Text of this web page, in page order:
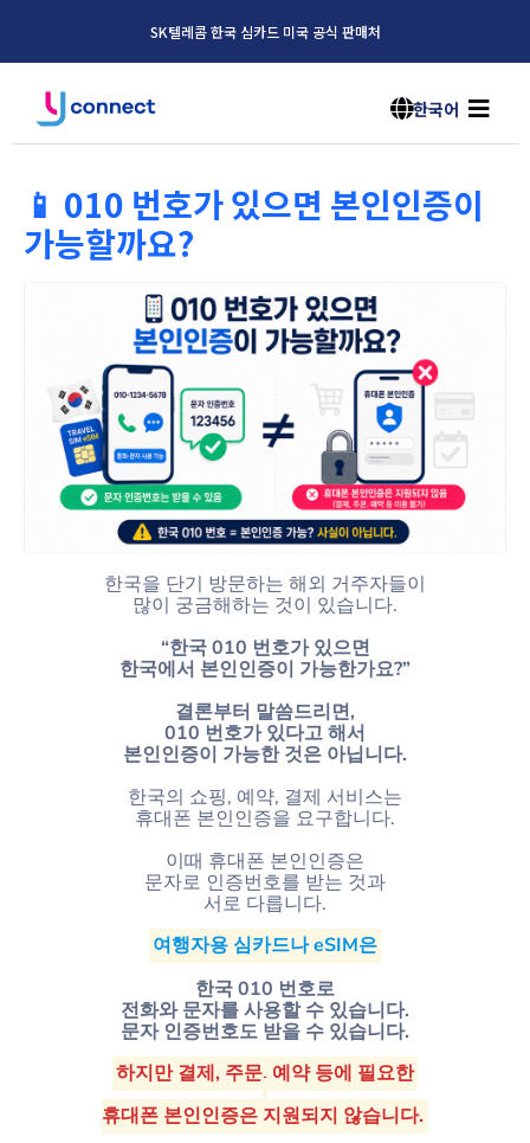
SK텔레콤 한국 심카드 미국 공식 판매처
한국어
📱 010 번호가 있으면 본인인증이
가능할까요?
한국을 단기 방문하는 해외 거주자들이
많이 궁금해하는 것이 있습니다.
“한국 010 번호가 있으면
한국에서 본인인증이 가능한가요?”
결론부터 말씀드리면,
010 번호가 있다고 해서
본인인증이 가능한 것은 아닙니다.
한국의 쇼핑, 예약, 결제 서비스는
휴대폰 본인인증을 요구합니다.
이때 휴대폰 본인인증은
문자로 인증번호를 받는 것과
서로 다릅니다.
여행자용 심카드나 eSIM은
한국 010 번호로
전화와 문자를 사용할 수 있습니다.
문자 인증번호도 받을 수 있습니다.
하지만 결제, 주문, 예약 등에 필요한
휴대폰 본인인증은 지원되지 않습니다.